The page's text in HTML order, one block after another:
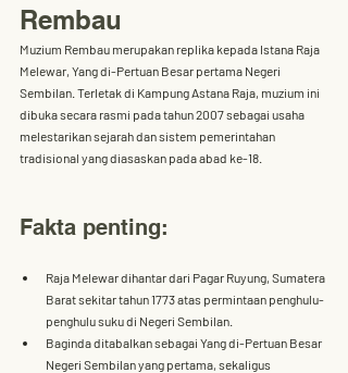
Rembau
Muzium Rembau merupakan replika kepada Istana Raja
Melewar, Yang di-Pertuan Besar pertama Negeri
Sembilan. Terletak di Kampung Astana Raja, muzium ini
dibuka secara rasmi pada tahun 2007 sebagai usaha
melestarikan sejarah dan sistem pemerintahan
tradisional yang diasaskan pada abad ke-18.
Fakta penting:
Raja Melewar dihantar dari Pagar Ruyung, Sumatera
Barat sekitar tahun 1773 atas permintaan penghulu-
penghulu suku di Negeri Sembilan.
Baginda ditabalkan sebagai Yang di-Pertuan Besar
Negeri Sembilan yang pertama, sekaligus